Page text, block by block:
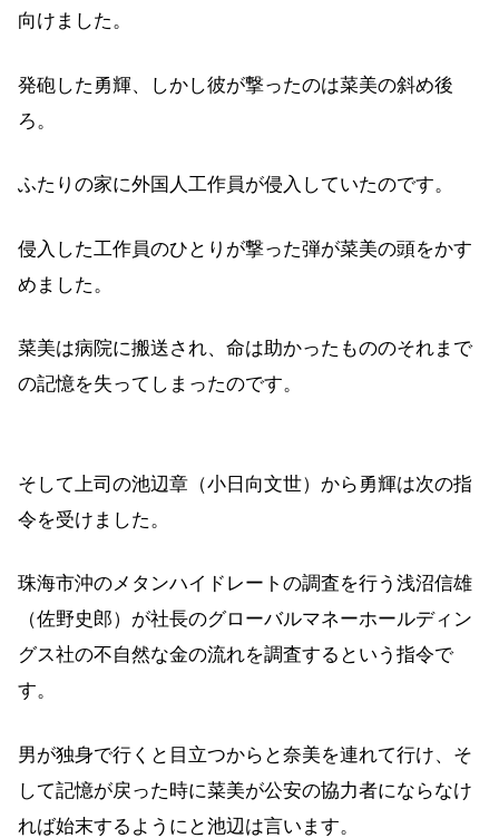
向けました。
発砲した勇輝、しかし彼が撃ったのは菜美の斜め後
ろ。
ふたりの家に外国人工作員が侵入していたのです。
侵入した工作員のひとりが撃った弾が菜美の頭をかす
めました。
菜美は病院に搬送され、命は助かったもののそれまで
の記憶を失ってしまったのです。
そして上司の池辺章（小日向文世）から勇輝は次の指
令を受けました。
珠海市沖のメタンハイドレートの調査を行う浅沼信雄
（佐野史郎）が社長のグローバルマネーホールディン
グス社の不自然な金の流れを調査するという指令で
す。
男が独身で行くと目立つからと奈美を連れて行け、そ
して記憶が戻った時に菜美が公安の協力者にならなけ
れば始末するようにと池辺は言います。